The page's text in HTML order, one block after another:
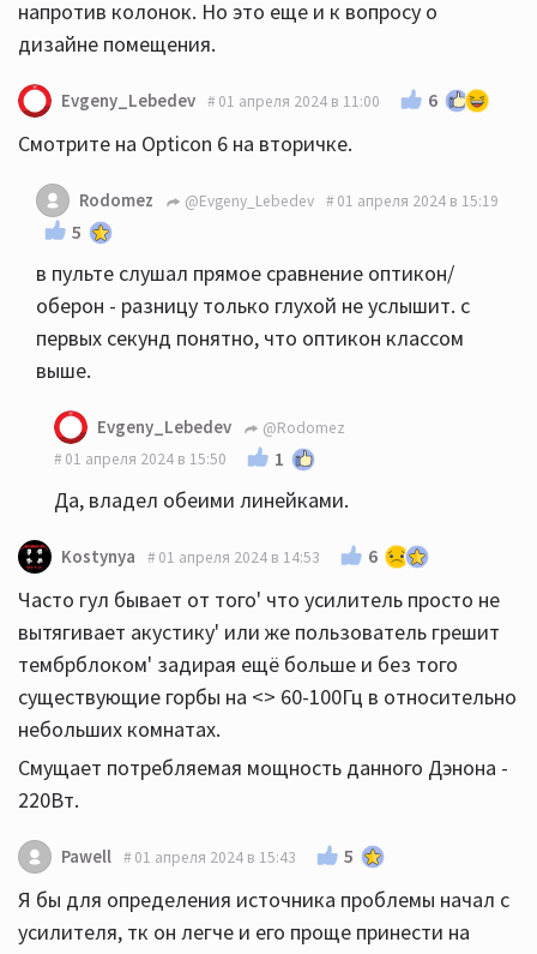
напротив колонок. Но это еще и к вопросу о
дизайне помещения.
Evgeny_Lebedev 01 апреля 2024 в 11:00 6
Смотрите на Opticon 6 на вторичке.
Rodomez @Evgeny_Lebedev 01 апреля 2024 в 15:19
5
в пульте слушал прямое сравнение оптикон/
оберон - разницу только глухой не услышит. с
первых секунд понятно, что оптикон классом
выше.
Evgeny_Lebedev
@Rodomez
01 апреля 2024 в 15:50
1
Да, владел обеими линейками.
Kostynya 01 апреля 2024 в 14:53 6
Часто гул бывает от того' что усилитель просто не
вытягивает акустику' или же пользователь грешит
тембрблоком' задирая ещё больше и без того
существующие горбы на <> 60-100Гц в относительно
небольших комнатах.
Смущает потребляемая мощность данного Дэнона -
220Вт.
Pawell 01 апреля 2024 в 15:43 5
Я бы для определения источника проблемы начал с
усилителя, тк он легче и его проще принести на